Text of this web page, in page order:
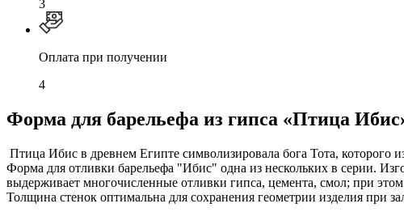
3
Оплата при получении
4
Форма для барельефа из гипса «Птица
Птица Ибис в древнем Египте символизировала бога Тота, которого
Форма для отливки барельефа "Ибис" одна из нескольких в серии.
выдерживает многочисленные отливки гипса, цемента, смол; при этом
Толщина стенок оптимальна для сохранения геометрии изделия при